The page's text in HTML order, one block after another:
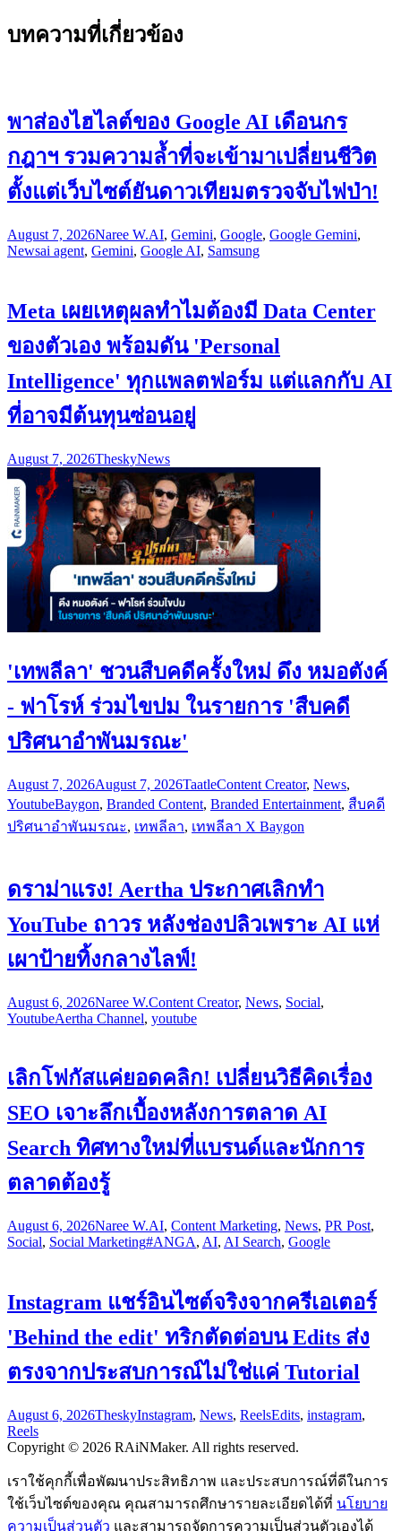
บทความที่เกี่ยวข้อง
พาส่องไฮไลต์ของ Google AI เดือนกร
กฎาฯ รวมความล้ำที่จะเข้ามาเปลี่ยนชีวิต
ตั้งแต่เว็บไซต์ยันดาวเทียมตรวจจับไฟป่า!
August 7, 2026Naree W.AI, Gemini, Google, Google Gemini,
Newsai agent, Gemini, Google AI, Samsung
Meta เผยเหตุผลทำไมต้องมี Data Center
ของตัวเอง พร้อมดัน 'Personal
Intelligence' ทุกแพลตฟอร์ม แต่แลกกับ AI
ที่อาจมีต้นทุนซ่อนอยู่
August 7, 2026TheskyNews
'เทพลีลา' ชวนสืบคดีครั้งใหม่ ดึง หมอตังค์
- ฟาโรห์ ร่วมไขปม ในรายการ 'สืบคดี
ปริศนาอำพันมรณะ'
August 7, 2026August 7, 2026TaatleContent Creator, News,
YoutubeBaygon, Branded Content, Branded Entertainment, สืบคดี
ปริศนาอำพันมรณะ, เทพลีลา, เทพลีลา X Baygon
ดราม่าแรง! Aertha ประกาศเลิกทำ
YouTube ถาวร หลังช่องปลิวเพราะ AI แห่
เผาป้ายทิ้งกลางไลฟ์!
August 6, 2026Naree W.Content Creator, News, Social,
YoutubeAertha Channel, youtube
เลิกโฟกัสแค่ยอดคลิก! เปลี่ยนวิธีคิดเรื่อง
SEO เจาะลึกเบื้องหลังการตลาด AI
Search ทิศทางใหม่ที่แบรนด์และนักการ
ตลาดต้องรู้
August 6, 2026Naree W.AI, Content Marketing, News, PR Post,
Social, Social Marketing#ANGA, AI, AI Search, Google
Instagram แชร์อินไซต์จริงจากครีเอเตอร์
'Behind the edit' ทริกตัดต่อบน Edits ส่ง
ตรงจากประสบการณ์ไม่ใช่แค่ Tutorial
August 6, 2026TheskyInstagram, News, ReelsEdits, instagram,
Reels
Copyright © 2026 RAiNMaker. All rights reserved.
เราใช้คุกกี้เพื่อพัฒนาประสิทธิภาพ และประสบการณ์ที่ดีในการ
ใช้เว็บไซต์ของคุณ คุณสามารถศึกษารายละเอียดได้ที่ นโยบาย
ความเป็นส่วนตัว และสามารถจัดการความเป็นส่วนตัวเองได้